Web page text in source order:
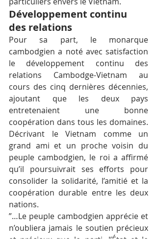
Développement continu
des relations
Pour sa part, le monarque
cambodgien a noté avec satisfaction
le développement continu des
relations Cambodge-Vietnam au
cours des cinq dernières décennies,
ajoutant que les deux pays
entretenaient une bonne
coopération dans tous les domaines.
Décrivant le Vietnam comme un
grand ami et un proche voisin du
peuple cambodgien, le roi a affirmé
qu’il poursuivrait ses efforts pour
consolider la solidarité, l’amitié et la
coopération durable entre les deux
nations.
”…Le peuple cambodgien apprécie et
n’oubliera jamais le soutien précieux
et précieux que le parti, l’État et le